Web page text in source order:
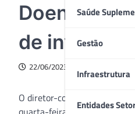
Saúde
Gestão
Infraestrutura
Entidades
Doenças
de
22/06/2023
O diretor-corporativo do